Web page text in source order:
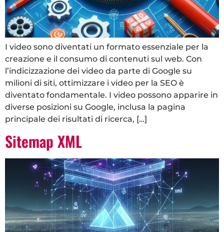
I video sono diventati un formato essenziale per la
creazione e il consumo di contenuti sul web. Con
l’indicizzazione dei video da parte di Google su
milioni di siti, ottimizzare i video per la SEO è
diventato fondamentale. I video possono apparire in
diverse posizioni su Google, inclusa la pagina
principale dei risultati di ricerca, […]
Sitemap XML